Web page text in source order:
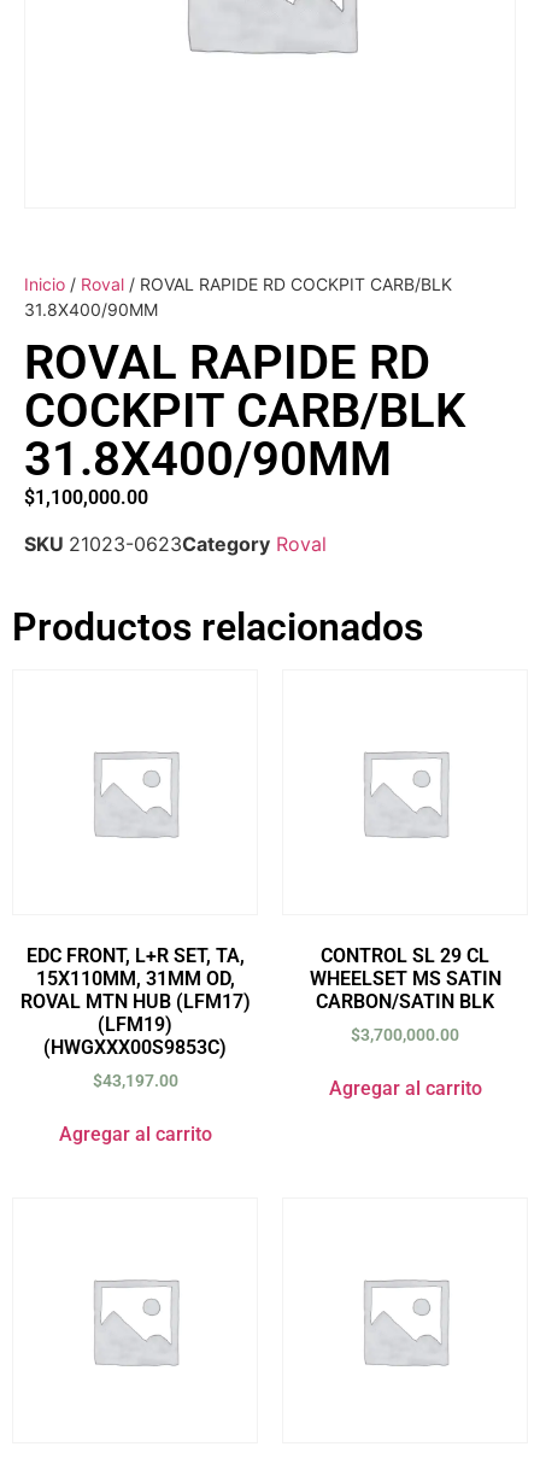
Inicio / Roval / ROVAL RAPIDE RD COCKPIT CARB/BLK
31.8X400/90MM
ROVAL RAPIDE RD
COCKPIT CARB/BLK
31.8X400/90MM
$1,100,000.00
SKU 21023-0623Category Roval
Productos relacionados
EDC FRONT, L+R SET, TA,
15X110MM, 31MM OD,
ROVAL MTN HUB (LFM17)
(LFM19)
(HWGXXX00S9853C)
$43,197.00
Agregar al carrito
CONTROL SL 29 CL
WHEELSET MS SATIN
CARBON/SATIN BLK
$3,700,000.00
Agregar al carrito